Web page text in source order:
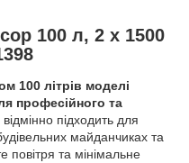
100 л, 2 x 1500
100 літрів моделі
професійного та
відмінно підходить для
майданчиках та
повітря та мінімальне